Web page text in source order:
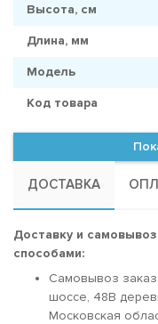
Высота, см
Длина, мм
Модель
Код товара
ДОСТАВКА
Доставку и
способами:
Самовывоз
шоссе, 48В
Московская